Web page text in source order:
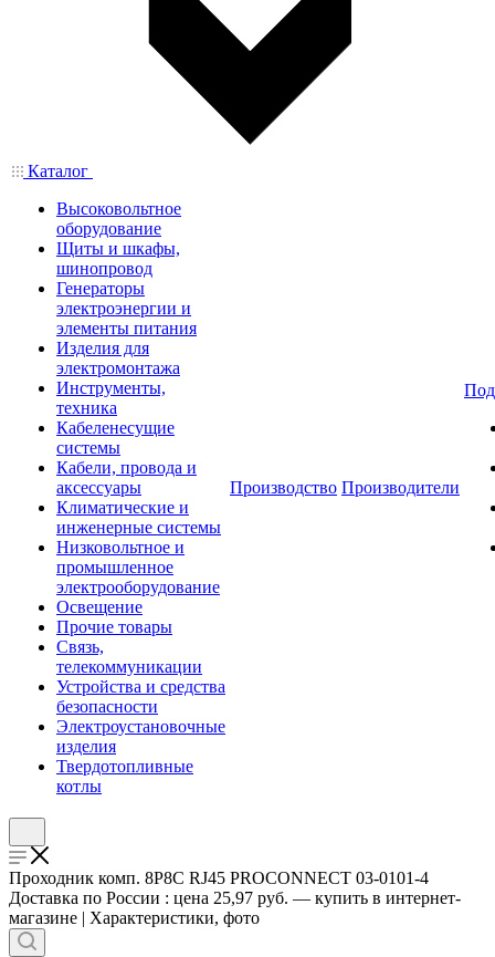
Каталог
Высоковольтное
оборудование
Щиты и шкафы,
шинопровод
Генераторы
электроэнергии и
элементы питания
Изделия для
электромонтажа
Инструменты,
техника
Кабеленесущие
системы
Кабели, провода и
аксессуары
Климатические и
инженерные системы
Низковольтное и
промышленное
электрооборудование
Освещение
Прочие товары
Связь,
телекоммуникации
Устройства и средства
безопасности
Электроустановочные
изделия
Твердотопливные
котлы
Производство Производители
Проходник комп. 8P8C RJ45 PROCONNECT 03-0101-4
Доставка по России : цена 25,97 руб. — купить в интернет-
магазине | Характеристики, фото